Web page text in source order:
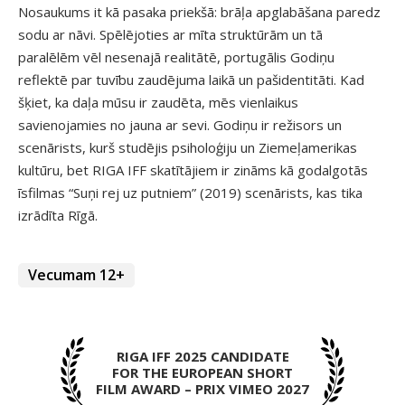
Nosaukums it kā pasaka priekšā: brāļa apglabāšana paredz
sodu ar nāvi. Spēlējoties ar mīta struktūrām un tā
paralēlēm vēl nesenajā realitātē, portugālis Godiņu
reflektē par tuvību zaudējuma laikā un pašidentitāti. Kad
šķiet, ka daļa mūsu ir zaudēta, mēs vienlaikus
savienojamies no jauna ar sevi. Godiņu ir režisors un
scenārists, kurš studējis psiholoģiju un Ziemeļamerikas
kultūru, bet RIGA IFF skatītājiem ir zināms kā godalgotās
īsfilmas “Suņi rej uz putniem” (2019) scenārists, kas tika
izrādīta Rīgā.
Vecumam 12+
RIGA IFF 2025 CANDIDATE
FOR THE EUROPEAN SHORT
FILM AWARD – PRIX VIMEO 2027